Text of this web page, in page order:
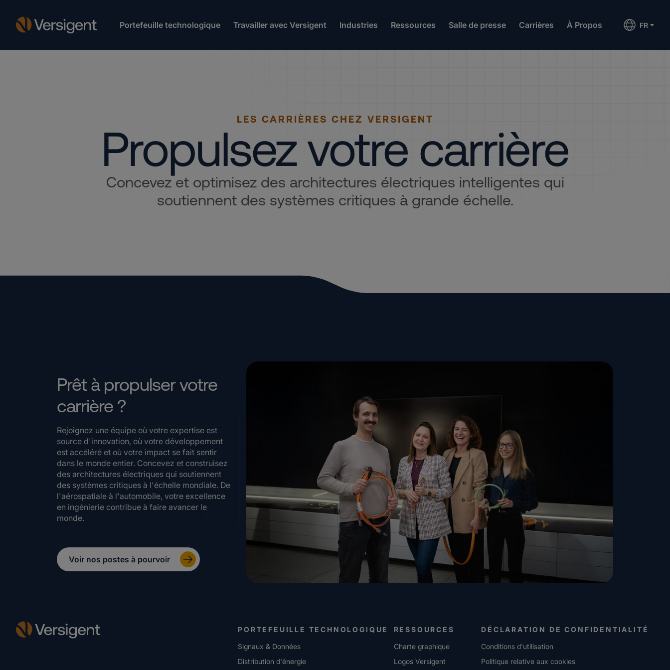
Portefeuille technologique Travailler avec Versigent Industries Ressources Salle de presse Carrières À Propos FR
LES CARRIÈRES CHEZ VERSIGENT
Propulsez votre carrière
Concevez et optimisez des architectures électriques intelligentes qui
soutiennent des systèmes critiques à grande échelle.
Prêt à propulser votre
carrière ?
Rejoignez une équipe où votre expertise est
source d'innovation, où votre développement
est accéléré et où votre impact se fait sentir
dans le monde entier. Concevez et construisez
des architectures électriques qui soutiennent
des systèmes critiques à l'échelle mondiale. De
l'aérospatiale à l'automobile, votre excellence
en ingénierie contribue à faire avancer le
monde.
Voir nos postes à pourvoir
PORTEFEUILLE TECHNOLOGIQUE
Signaux & Données
Distribution d'énergie
RESSOURCES
Charte graphique
Logos Versigent
DÉCLARATION DE CONFIDENTIALITÉ
Conditions d'utilisation
Politique relative aux cookies